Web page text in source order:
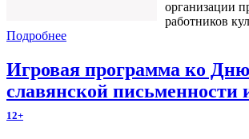
организации
работников
Подробнее
Игровая программа ко Дню
славянской письменности
12+